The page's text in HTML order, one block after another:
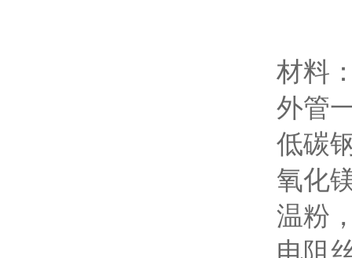
材料
外管
低碳
氧化
温粉
电阻